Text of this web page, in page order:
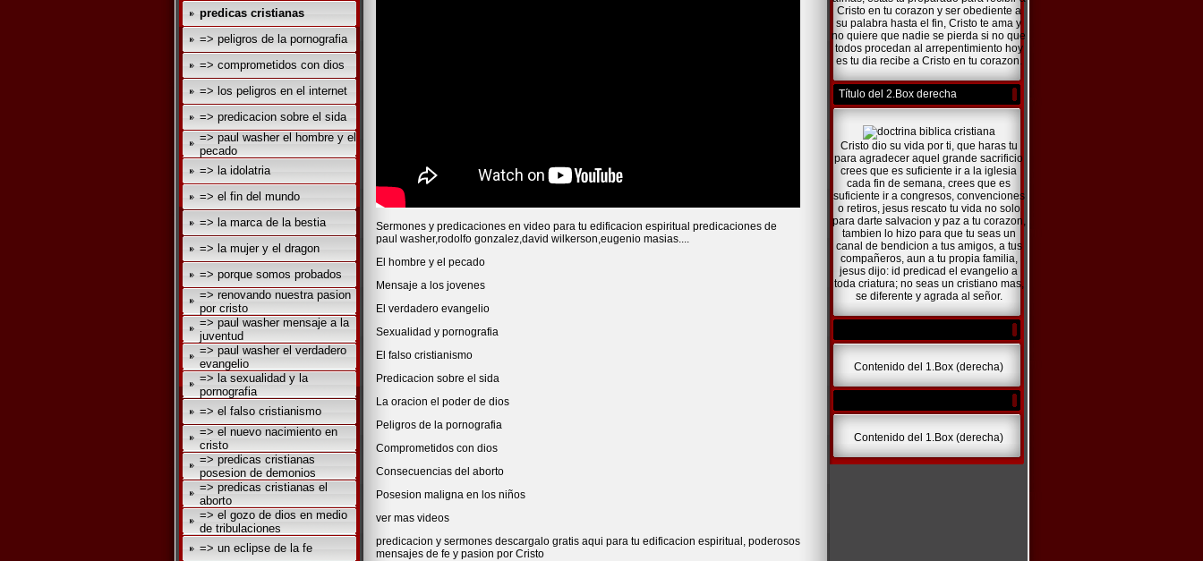
predicas cristianas
=> peligros de la pornografia
=> comprometidos con dios
=> los peligros en el internet
=> predicacion sobre el sida
=> paul washer el hombre y el
pecado
=> la idolatria
=> el fin del mundo
=> la marca de la bestia
=> la mujer y el dragon
=> porque somos probados
=> renovando nuestra pasion
por cristo
=> paul washer mensaje a la
juventud
=> paul washer el verdadero
evangelio
=> la sexualidad y la
pornografia
=> el falso cristianismo
=> el nuevo nacimiento en
cristo
=> predicas cristianas
posesion de demonios
=> predicas cristianas el
aborto
=> el gozo de dios en medio
de tribulaciones
=> un eclipse de la fe
Sermones y predicaciones en video para tu edificacion espiritual predicaciones de
paul washer,rodolfo gonzalez,david wilkerson,eugenio masias....
El hombre y el pecado
Mensaje a los jovenes
El verdadero evangelio
Sexualidad y pornografia
El falso cristianismo
Predicacion sobre el sida
La oracion el poder de dios
Peligros de la pornografia
Comprometidos con dios
Consecuencias del aborto
Posesion maligna en los niños
ver mas videos
predicacion y sermones descargalo gratis aqui para tu edificacion espiritual, poderosos
mensajes de fe y pasion por Cristo
Cristo en tu corazon y ser obediente a
su palabra hasta el fin, Cristo te ama y
no quiere que nadie se pierda si no que
todos procedan al arrepentimiento hoy
es tu dia recibe a Cristo en tu corazon.
Título del 2.Box derecha
Cristo dio su vida por ti, que haras tu
para agradecer aquel grande sacrificio
crees que es suficiente ir a la iglesia
cada fin de semana, crees que es
suficiente ir a congresos, convenciones
o retiros, jesus rescato tu vida no solo
para darte salvacion y paz a tu corazon,
tambien lo hizo para que tu seas un
canal de bendicion a tus amigos, a tus
compañeros, aun a tu propia familia,
jesus dijo: id predicad el evangelio a
toda criatura; no seas un cristiano mas,
se diferente y agrada al señor.
Contenido del 1.Box (derecha)
Contenido del 1.Box (derecha)